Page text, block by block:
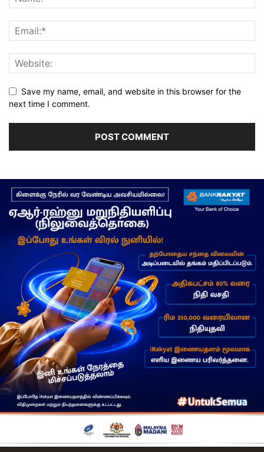
Save my name, email, and website in this browser for the
next time I comment.